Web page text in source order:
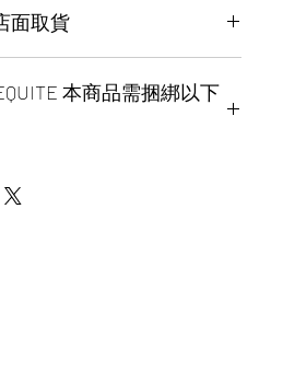
shipping method, please
wechat, instagram , email,
before place order.
pleace contact us before
面取貨
place your order
6:00pm EST order will
day pick up. our pick up
：SPLENDID CHINA
本商品需捆綁以下
EX CAPRICORN SHURA